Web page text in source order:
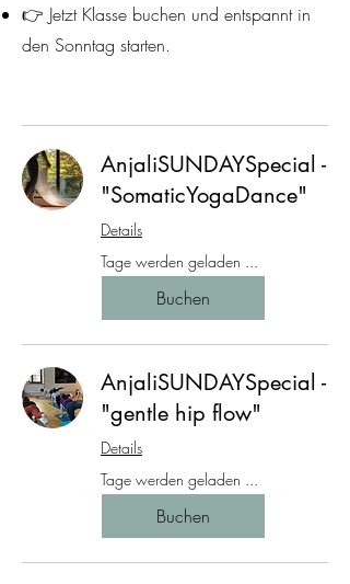
👉 Jetzt Klasse buchen und entspannt in
den Sonntag starten.
AnjaliSUNDAYSpecial -
"SomaticYogaDance"
Details
Tage werden geladen ...
Buchen
AnjaliSUNDAYSpecial -
"gentle hip flow"
Details
Tage werden geladen ...
Buchen